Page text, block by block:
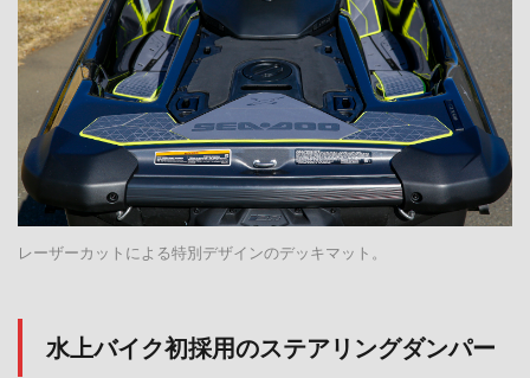
レーザーカットによる特別デザインのデッキマット。
水上バイク初採用のステアリングダンパー